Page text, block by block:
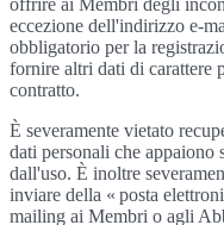
offrire ai Membri degli
eccezione dell'indirizzo e-
obbligatorio per la
fornire altri dati di carattere
contratto.
È severamente vietato
dati personali che appaiono
dall'uso. È inoltre
inviare della « posta
mailing ai Membri o agli